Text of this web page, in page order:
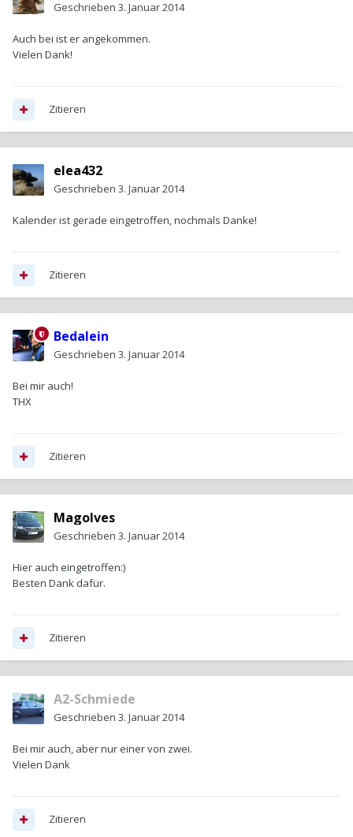
Geschrieben 3. Januar 2014
Auch bei ist er angekommen.
Vielen Dank!
Zitieren
elea432
Geschrieben 3. Januar 2014
Kalender ist gerade eingetroffen, nochmals Danke!
Zitieren
Bedalein
Geschrieben 3. Januar 2014
Bei mir auch!
THX
Zitieren
Magolves
Geschrieben 3. Januar 2014
Hier auch eingetroffen:)
Besten Dank dafür.
Zitieren
A2-Schmiede
Geschrieben 3. Januar 2014
Bei mir auch, aber nur einer von zwei.
Vielen Dank
Zitieren